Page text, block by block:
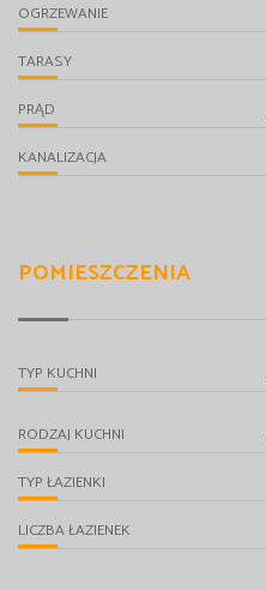
OGRZEWANIE
TARASY
PRĄD
KANALIZACJA
POMIESZCZENIA
TYP KUCHNI
RODZAJ KUCHNI
TYP ŁAZIENKI
LICZBA ŁAZIENEK